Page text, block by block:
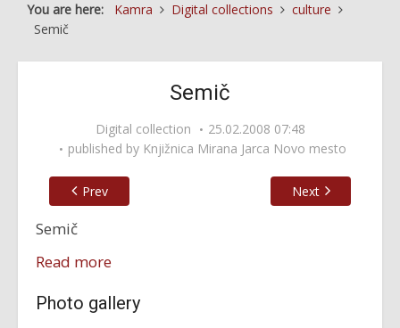
You are here: Kamra Digital collections
culture
Semič
Semič
Digital collection
25.02.2008 07:48
published by Knjižnica Mirana Jarca Novo mesto
Prev Next
Semič
Read more
Photo gallery